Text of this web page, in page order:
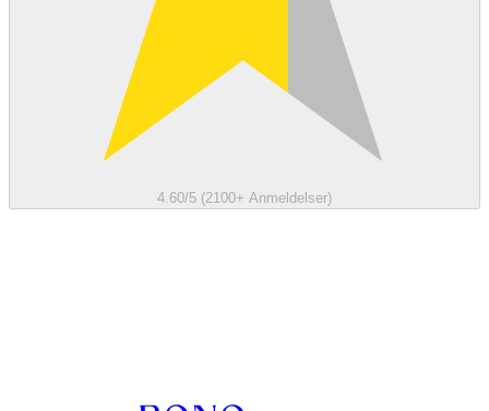
4.60/5 (2100+ Anmeldelser)